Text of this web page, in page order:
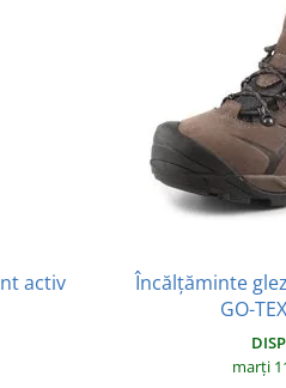
activ
Încălțăminte
GO-
marți